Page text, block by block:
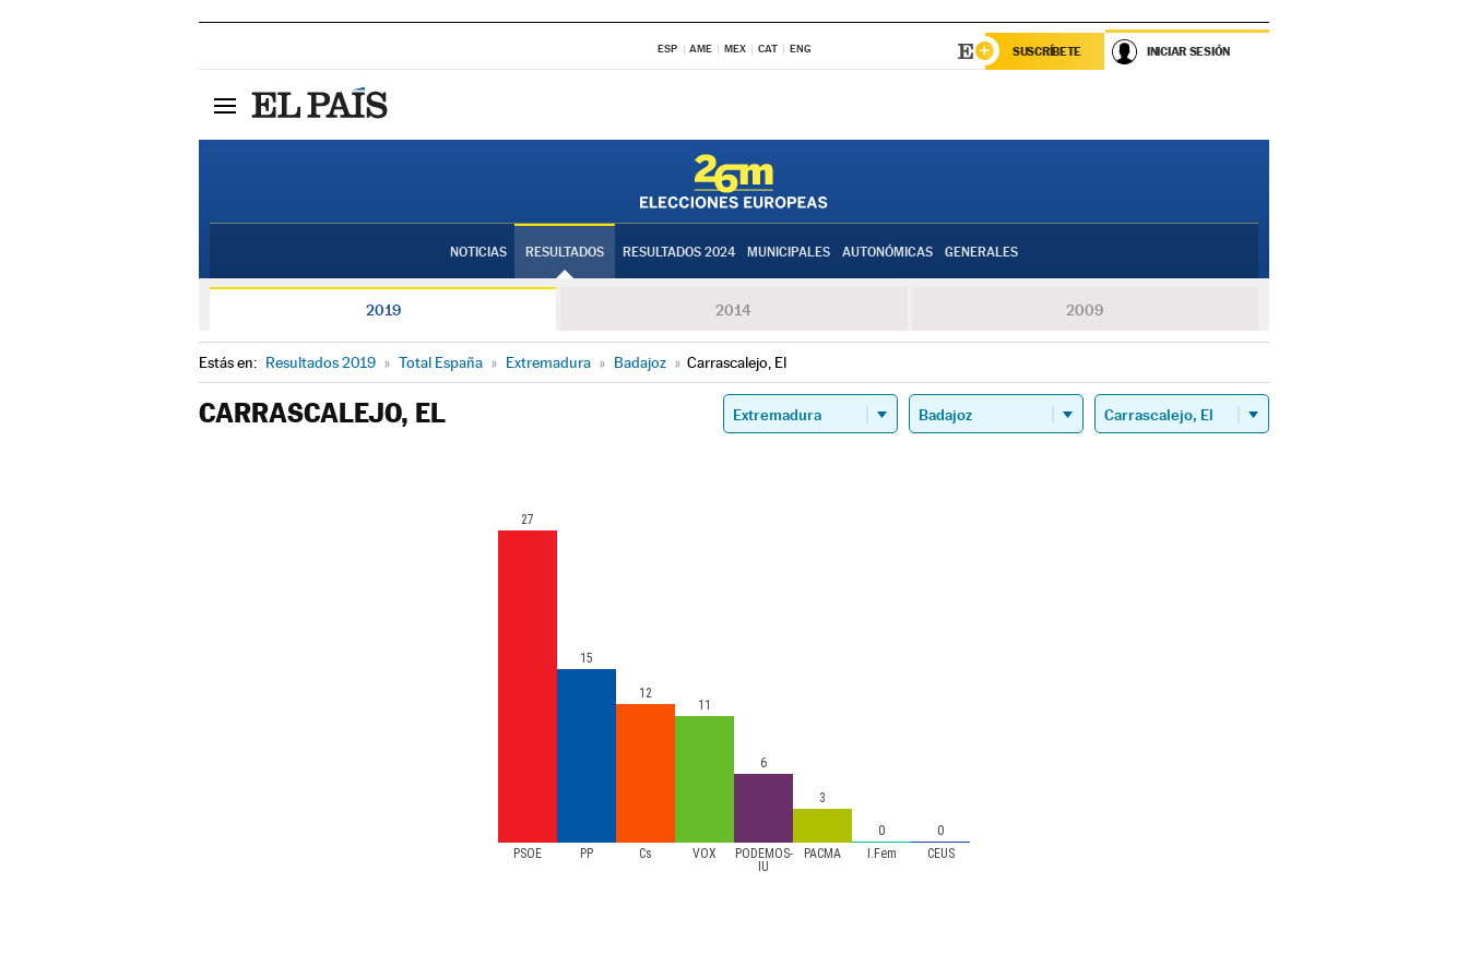
ESP AME MEX CAT ENG SUSCRÍBETE INICIAR SESIÓN
NOTICIAS RESULTADOS RESULTADOS 2024 MUNICIPALES AUTONÓMICAS GENERALES
2019 2014 2009
Estás en: Resultados 2019 » Total España » Extremadura » Badajoz » Carrascalejo, El
CARRASCALEJO, EL
PSOE PP Cs VOX
PODEMOS-
IU
PACMA I.Fem CEUS
27
15
12
11
6
3
0 0